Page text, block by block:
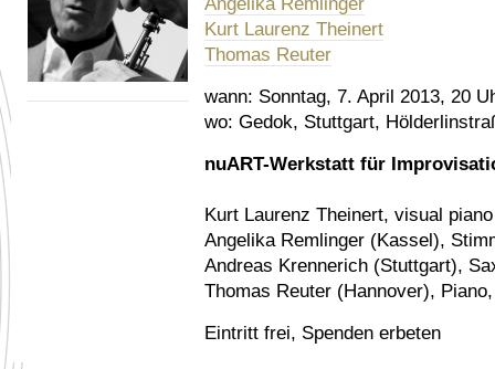
Kurt Laurenz Theinert
Thomas Reuter
wann: Sonntag, 7. April 2013, 20
wo: Gedok, Stuttgart,
nuART-Werkstatt für
Kurt Laurenz Theinert, visual piano
Angelika Remlinger (Kassel),
Andreas Krennerich (Stuttgart),
Thomas Reuter (Hannover),
Eintritt frei, Spenden erbeten